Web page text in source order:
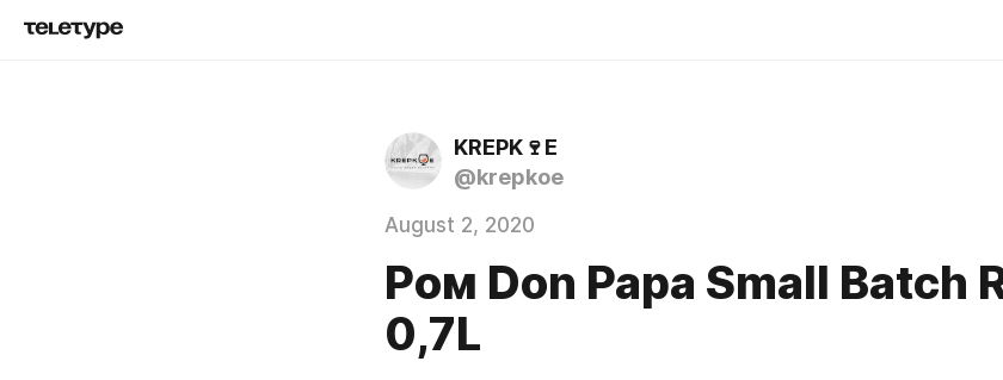
KREPK🍷E
@krepkoe
August 2, 2020
Ром Don Papa Small Batch
0,7L